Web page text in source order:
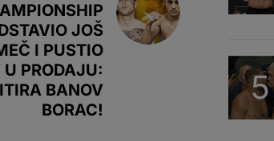
JOŠ
I PUSTIO
U PRODAJU:
BANOV
BORAC!